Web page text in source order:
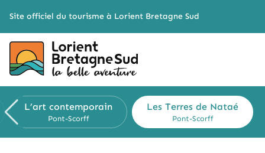
Site officiel du tourisme à Lorient Bretagne Sud
L’art contemporain
Pont-Scorff
Les Terres de Nataé
Pont-Scorff